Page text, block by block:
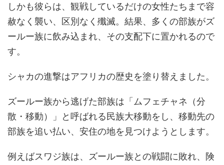
しかも彼らは、観戦しているだけの女性たちまで容
赦なく襲い、区別なく殲滅。結果、多くの部族がズ
ールー族に飲み込まれ、その支配下に置かれるので
す。
シャカの進撃はアフリカの歴史を塗り替えました。
ズールー族から逃げた部族は「ムフェチャネ（分
散・移動）」と呼ばれる民族大移動をし、移動先の
部族を追い払い、安住の地を見つけようとします。
例えばスワジ族は、ズールー族との戦闘に敗れ、険